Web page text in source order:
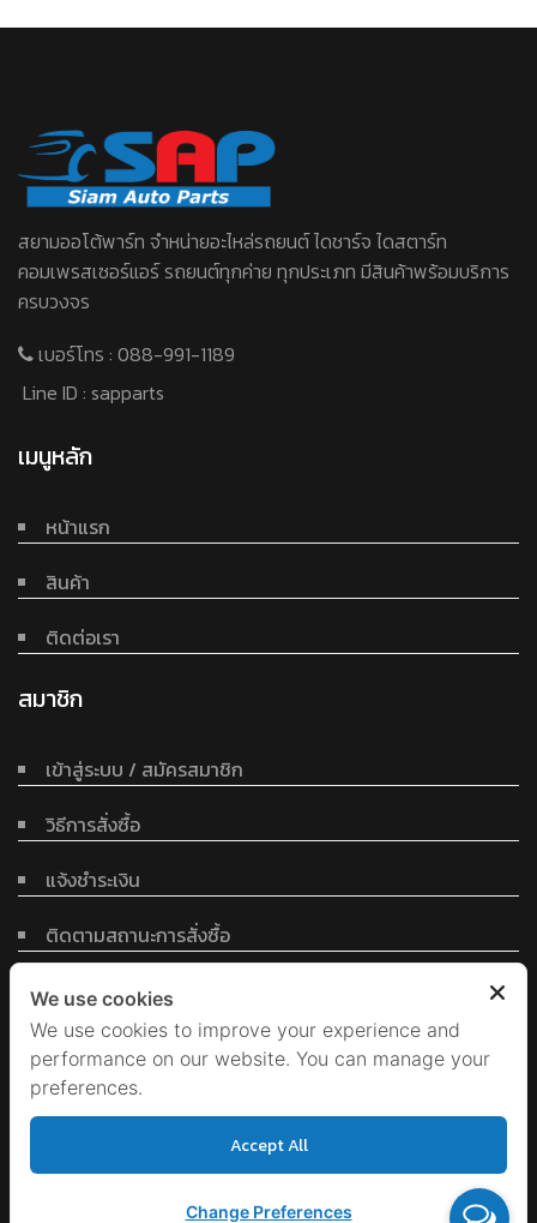
สยามออโต้พาร์ท จําหน่ายอะไหล่รถยนต์ ไดชาร์จ ไดสตาร์ท
คอมเพรสเซอร์แอร์ รถยนต์ทุกค่าย ทุกประเภท มีสินค้าพร้อมบริการ
ครบวงจร
เบอร์โทร : 088-991-1189
Line ID : sapparts
เมนูหลัก
หน้าแรก
สินค้า
ติดต่อเรา
สมาชิก
เข้าสู่ระบบ / สมัครสมาชิก
วิธีการสั่งซื้อ
แจ้งชำระเงิน
ติดตามสถานะการสั่งซื้อ
ข้อตกลงและเงื่อนไข
นโยบายข้อมูลส่วนบุคคล
เงื่อนไขการรับประกันสินค้า
We use cookies
We use cookies to improve your experience and
performance on our website. You can manage your
preferences.
Accept All
Change Preferences